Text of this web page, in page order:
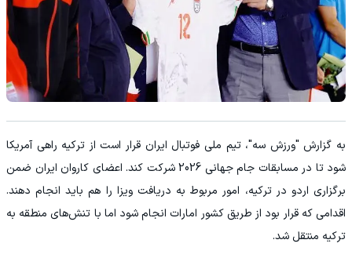
به گزارش "ورزش سه"، تیم ملی فوتبال ایران قرار است از ترکیه راهی آمریکا
شود تا در مسابقات جام جهانی 2026 شرکت کند. اعضای کاروان ایران ضمن
برگزاری اردو در ترکیه، امور مربوط به دریافت ویزا را هم باید انجام دهند.
اقدامی که قرار بود از طریق کشور امارات انجام شود اما با تنش‌های منطقه به
ترکیه منتقل شد.